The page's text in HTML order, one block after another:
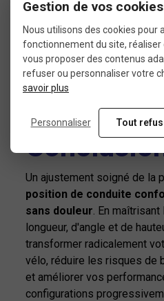
l' ensemble des réglages
recul de selle, cales de
cocottes...
Un fitting professionnel est
recommandé
ou après une
Un ajustement soigné de la
position de conduite
sans douleur. En
longueur, d'angle et de
transformer radicalement
vélo, réduire les risques de
et améliorer vos
configurations
Gestion de vos cookies
Nous utilisons des cookies pour
fonctionnement du site,
vous proposer des contenus
refuser ou personnaliser votre
savoir plus
Personnaliser Tout